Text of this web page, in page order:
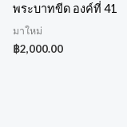
พระบาทขีด องค์ที่ 41
มาใหม่
฿2,000.00